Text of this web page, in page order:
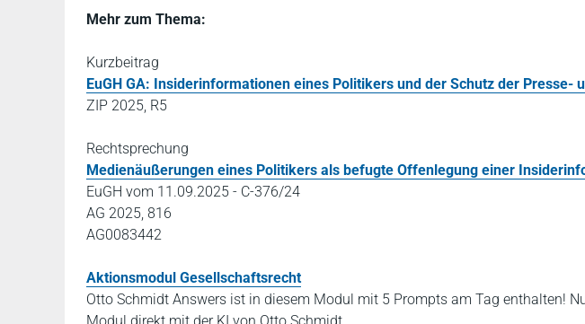
Mehr zum Thema:
Kurzbeitrag
EuGH GA: Insiderinformationen eines Politikers und der Schutz der Presse-
ZIP 2025, R5
Rechtsprechung
Medienäußerungen eines Politikers als befugte Offenlegung einer
EuGH vom 11.09.2025 - C-376/24
AG 2025, 816
AG0083442
Aktionsmodul Gesellschaftsrecht
Otto Schmidt Answers ist in diesem Modul mit 5 Prompts am Tag enthalten!